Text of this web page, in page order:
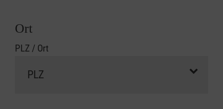
Ort
PLZ / Ort